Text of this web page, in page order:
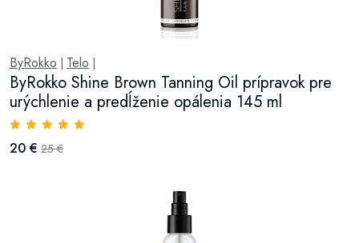
ByRokko Telo
ByRokko Shine Brown Tanning Oil prípravok pre
urýchlenie a predĺženie opálenia 145 ml
20 € 25 €